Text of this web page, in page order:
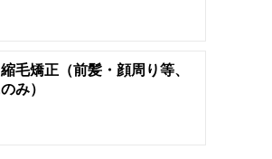
毛矯正（前髪・顔周り等、
み）